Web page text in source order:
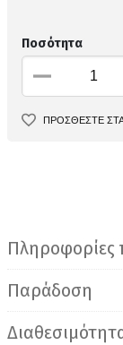
Ποσότητα
ΠΡΟΣΘΕΣΤΕ
Πληροφορίες
Παράδοση